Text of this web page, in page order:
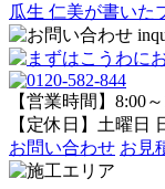
瓜生 仁美が書いた
【営業時間】8:00
【定休日】土曜日
お問い合わせ お見